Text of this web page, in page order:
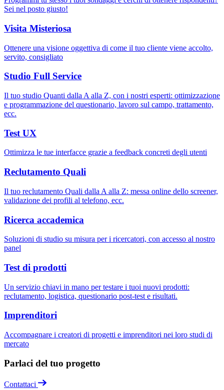
Sei nel posto giusto!
Visita Misteriosa
Ottenere una visione oggettiva di come il tuo cliente viene accolto,
servito, consigliato
Studio Full Service
Il tuo studio Quanti dalla A alla Z, con i nostri esperti: ottimizzazione
e programmazione del questionario, lavoro sul campo, trattamento,
ecc.
Test UX
Ottimizza le tue interfacce grazie a feedback concreti degli utenti
Reclutamento Quali
Il tuo reclutamento Quali dalla A alla Z: messa online dello screener,
validazione dei profili al telefono, ecc.
Ricerca accademica
Soluzioni di studio su misura per i ricercatori, con accesso al nostro
panel
Test di prodotti
Un servizio chiavi in mano per testare i tuoi nuovi prodotti:
reclutamento, logistica, questionario post-test e risultati.
Imprenditori
Accompagnare i creatori di progetti e imprenditori nei loro studi di
mercato
Parlaci del tuo progetto
Contattaci